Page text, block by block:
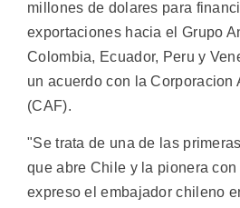
millones de dolares para
exportaciones hacia el Grupo
Colombia, Ecuador, Peru y
un acuerdo con la Corporacion
(CAF).
"Se trata de una de las
que abre Chile y la pionera con
expreso el embajador chileno